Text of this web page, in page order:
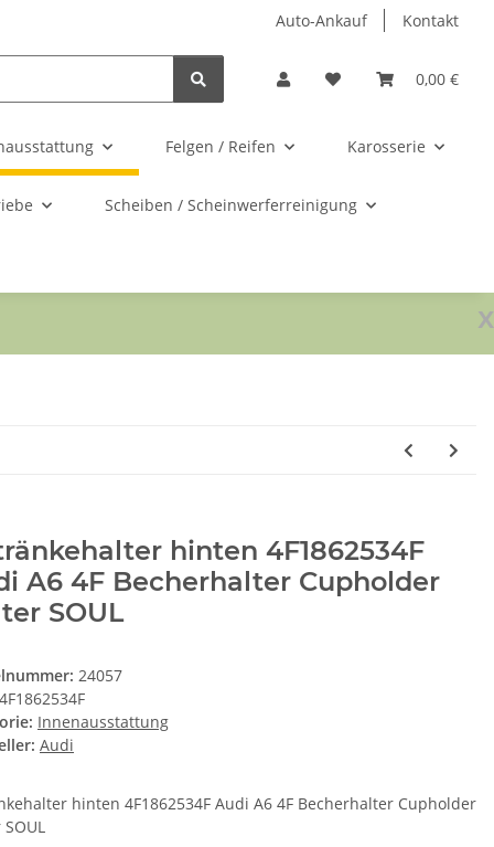
Auto-Ankauf Kontakt
0,00 €
Felgen / Reifen Karosserie
Scheiben / Scheinwerferreinigung
x
hinten 4F1862534F
A6 4F Becherhalter Cupholder
SOUL
24057
4F1862534F
Innenausstattung
Audi
hinten 4F1862534F Audi A6 4F Becherhalter Cupholder